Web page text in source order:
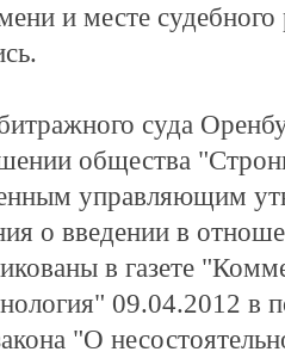
и месте судебного
суда
общества
управляющим
о введении в
в газете
09.04.2012 в
"О